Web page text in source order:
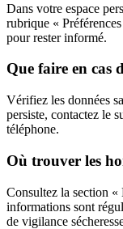
Dans votre espace
rubrique «
pour rester informé.
Que faire en cas
Vérifiez les données
persiste, contactez le
téléphone.
Où trouver les
Consultez la section
informations sont
de vigilance